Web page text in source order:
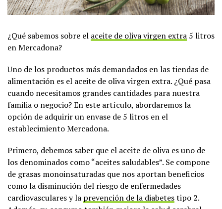
¿Qué sabemos sobre el aceite de oliva virgen extra 5 litros
en Mercadona?
Uno de los productos más demandados en las tiendas de
alimentación es el aceite de oliva virgen extra. ¿Qué pasa
cuando necesitamos grandes cantidades para nuestra
familia o negocio? En este artículo, abordaremos la
opción de adquirir un envase de 5 litros en el
establecimiento Mercadona.
Primero, debemos saber que el aceite de oliva es uno de
los denominados como “aceites saludables”. Se compone
de grasas monoinsaturadas que nos aportan beneficios
como la disminución del riesgo de enfermedades
cardiovasculares y la prevención de la diabetestipo 2.